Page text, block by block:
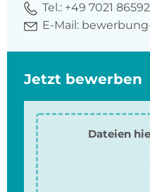
Tel.: +49 7021
E-Mail:
Jetzt bewerben
Dateien